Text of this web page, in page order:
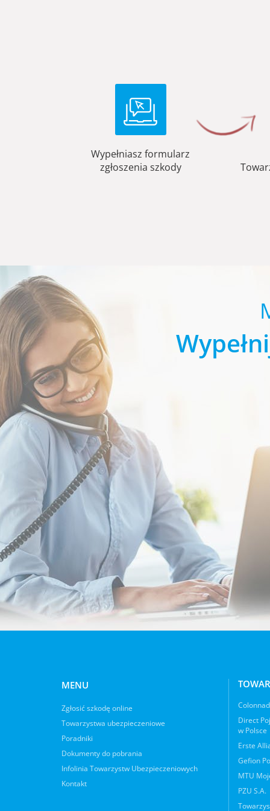
Wypełniasz formularz
zgłoszenia szkody
MENU
Zgłosić szkodę online
Towarzystwa ubezpieczeniowe
Poradniki
Dokumenty do pobrania
Infolinia Towarzystw Ubezpieczeniowych
Kontakt
Direct
w Polsce
Erste
Gefion
MTU
PZU S.A.